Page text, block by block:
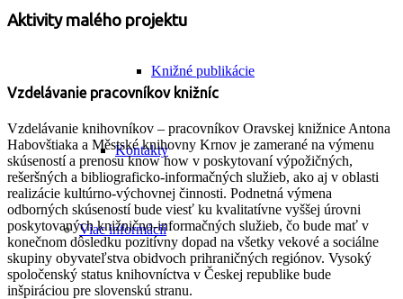
Knižné publikácie
Kontakty
Viac informácií
Aktivity malého projektu
Vzdelávanie pracovníkov knižníc
Vzdelávanie knihovníkov – pracovníkov Oravskej knižnice Antona
Habovštiaka a Městské knihovny Krnov je zamerané na výmenu
skúseností a prenosu know how v poskytovaní výpožičných,
rešeršných a bibliograficko-informačných služieb, ako aj v oblasti
realizácie kultúrno-výchovnej činnosti. Podnetná výmena
odborných skúseností bude viesť ku kvalitatívne vyššej úrovni
poskytovaných knižnično-informačných služieb, čo bude mať v
konečnom dôsledku pozitívny dopad na všetky vekové a sociálne
skupiny obyvateľstva obidvoch prihraničných regiónov. Vysoký
spoločenský status knihovníctva v Českej republike bude
inšpiráciou pre slovenskú stranu.